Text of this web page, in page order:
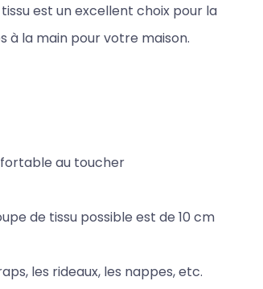
est un excellent choix pour la
à la main pour votre maison.
au toucher
de tissu possible est de 10 cm
les rideaux, les nappes, etc.